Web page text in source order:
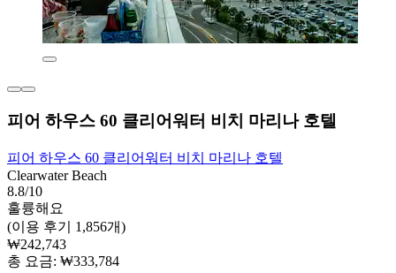
피어 하우스 60 클리어워터 비치 마리나 호텔
피어 하우스 60 클리어워터 비치 마리나 호텔
Clearwater Beach
8.8/10
훌륭해요
(이용 후기 1,856개)
₩242,743
총 요금: ₩333,784